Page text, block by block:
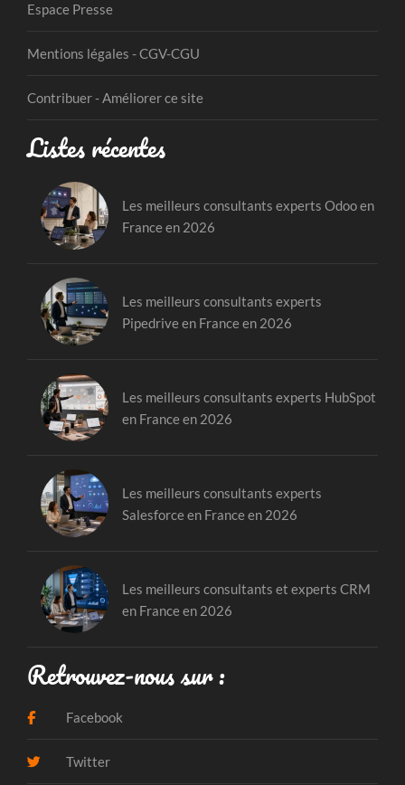
Espace Presse
Mentions légales - CGV-CGU
Contribuer - Améliorer ce site
Listes récentes
Les meilleurs consultants experts Odoo en
France en 2026
Les meilleurs consultants experts
Pipedrive en France en 2026
Les meilleurs consultants experts HubSpot
en France en 2026
Les meilleurs consultants experts
Salesforce en France en 2026
Les meilleurs consultants et experts CRM
en France en 2026
Retrouvez-nous sur :
Facebook
Twitter